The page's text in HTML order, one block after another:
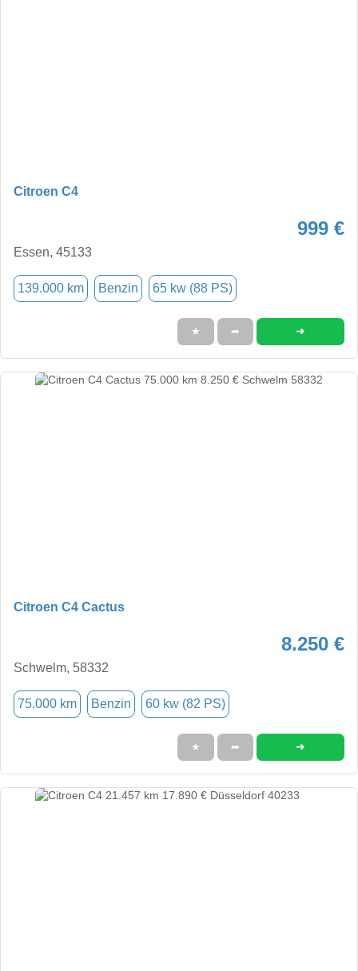
Citroen C4
999 €
Essen, 45133
139.000 km Benzin 65 kw (88 PS)
★ ➦ ➜
Citroen C4 Cactus
8.250 €
Schwelm, 58332
75.000 km Benzin 60 kw (82 PS)
★ ➦ ➜